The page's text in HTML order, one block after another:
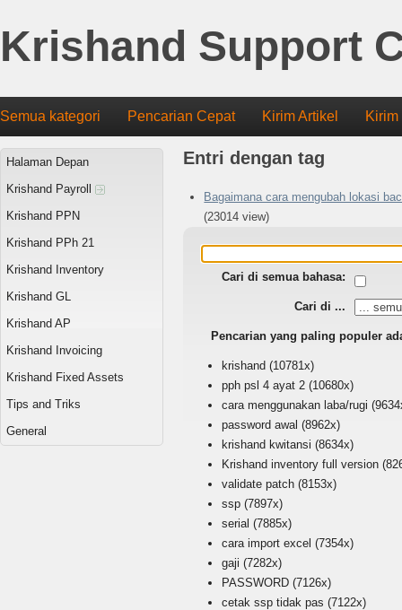
Krishand Support
Semua kategori Pencarian Cepat Kirim Artikel
Halaman Depan
Krishand Payroll
Krishand PPN
Krishand PPh 21
Krishand Inventory
Krishand GL
Krishand AP
Krishand Invoicing
Krishand Fixed Assets
Tips and Triks
General
Entri dengan tag
Bagaimana cara mengubah lokasi
(23014 view)
Cari di semua bahasa:
Cari di ...
Pencarian yang paling populer
krishand (10781x)
pph psl 4 ayat 2 (10680x)
cara menggunakan laba/rugi
password awal (8962x)
krishand kwitansi (8634x)
Krishand inventory full version
validate patch(8153x)
ssp(7897x)
serial (7885x)
cara import excel (7354x)
gaji (7282x)
PASSWORD (7126x)
cetak ssp tidak pas (7122x)